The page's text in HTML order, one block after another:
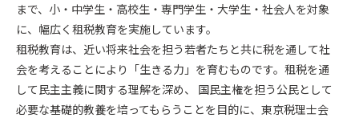
まで、小・中学生・高校生・専門学生・大学生・社会人を対象
に、幅広く租税教育を実施しています。
租税教育は、近い将来社会を担う若者たちと共に税を通して社
会を考えることにより「生きる力」を育むものです。租税を通
して民主主義に関する理解を深め、 国民主権を担う公民として
必要な基礎的教養を培ってもらうことを目的に、東京税理士会